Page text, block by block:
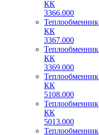
КК
3366.000
Теплообменник
КК
3367.000
Теплообменник
КК
3369.000
Теплообменник
КК
5108.000
Теплообменник
КК
5013.000
Теплообменник